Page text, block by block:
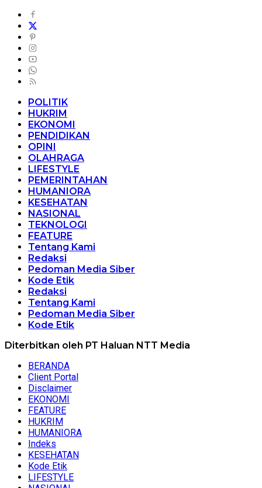
POLITIK
HUKRIM
EKONOMI
PENDIDIKAN
OPINI
OLAHRAGA
LIFESTYLE
PEMERINTAHAN
HUMANIORA
KESEHATAN
NASIONAL
TEKNOLOGI
FEATURE
Tentang Kami
Redaksi
Pedoman Media Siber
Kode Etik
Redaksi
Tentang Kami
Pedoman Media Siber
Kode Etik
Diterbitkan oleh PT Haluan NTT Media
BERANDA
Client Portal
Disclaimer
EKONOMI
FEATURE
HUKRIM
HUMANIORA
Indeks
KESEHATAN
Kode Etik
LIFESTYLE